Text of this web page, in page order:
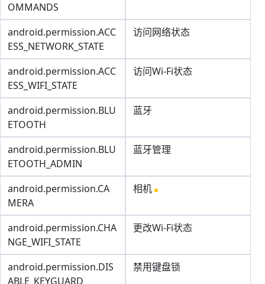
OMMANDS
android.permission.ACC
ESS_NETWORK_STATE
访问网络状态
android.permission.ACC
ESS_WIFI_STATE
访问Wi-Fi状态
android.permission.BLU
ETOOTH
蓝牙
android.permission.BLU
ETOOTH_ADMIN
蓝牙管理
android.permission.CA
MERA
相机
android.permission.CHA
NGE_WIFI_STATE
更改Wi-Fi状态
android.permission.DIS
ABLE_KEYGUARD
禁用键盘锁